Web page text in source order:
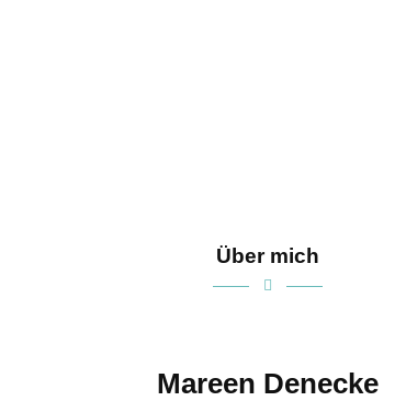
Über mich
Mareen Denecke